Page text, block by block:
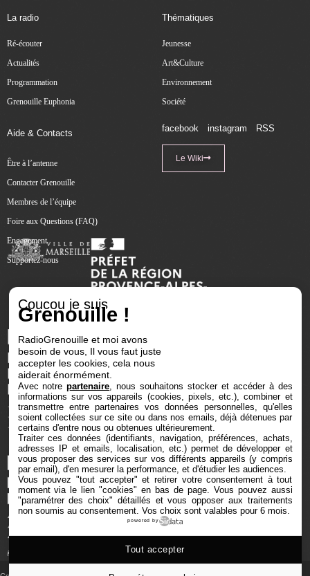
La radio
Ré-écouter
Actualités
Programmation
Grenouille Euphonia
Thématiques
Jeunesse
Art&Culture
Environnement
Société
Aide & Contacts
Être à l’antenne
Contacter Grenouille
Membres de l’équipe
Foire aux Questions (FAQ)
Engagement
Supportez-nous
facebook instagram RSS
Le Wiki
Coucou je suis
Grenouille !
RadioGrenouille et moi avons
besoin de vous, Il vous faut juste
accepter les cookies, cela nous
aiderait énormément.
Avec notrepartenaire , nous souhaitons stocker et accéder à des
informations sur vos appareils (cookies, pixels, etc.), combiner et
transmettre entre partenaires vos données personnelles, qu'elles
soient collectées sur ce site ou dans nos emails, déjà détenues par
certains d'entre nous ou obtenues ultérieurement.
Traiter ces données (identifiants, navigation, préférences, achats,
adresses IP et emails, localisation, etc.) permet de développer et
vous proposer des services sur vos différents appareils (y compris
par email), d'en mesurer la performance, et d'étudier les audiences.
Vous pouvez "tout accepter" et retirer votre consentement à tout
moment via le lien "cookies" en bas de page. Vous pouvez aussi
"paramétrer des choix" détaillés et vous opposer aux traitements
non soumis au consentement. Vos choix sont valables pour 6 mois.
powered by
Tout accepter